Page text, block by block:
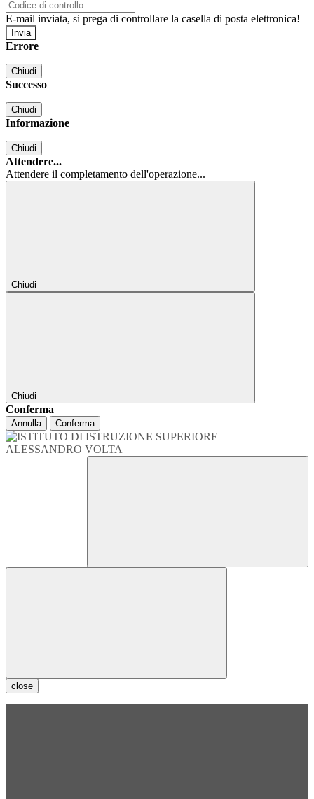
E-mail inviata, si prega di controllare la casella di posta elettronica!
Errore
Chiudi
Successo
Chiudi
Informazione
Chiudi
Attendere...
Attendere il completamento dell'operazione...
Chiudi
Chiudi
Conferma
Annulla Conferma
close